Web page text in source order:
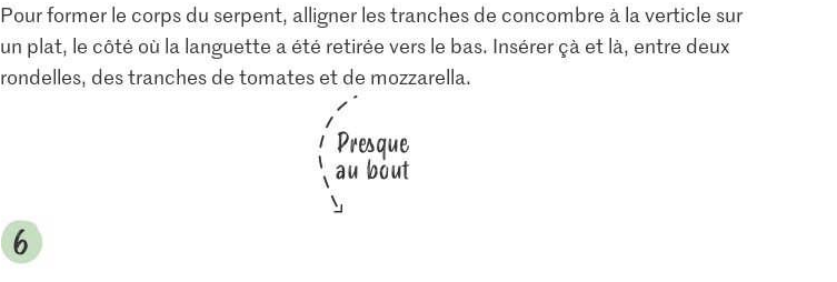
Pour former le corps du serpent, alligner les tranches de concombre à la verticle sur
un plat, le côté où la languette a été retirée vers le bas. Insérer çà et là, entre deux
rondelles, des tranches de tomates et de mozzarella.
Presque
au bout